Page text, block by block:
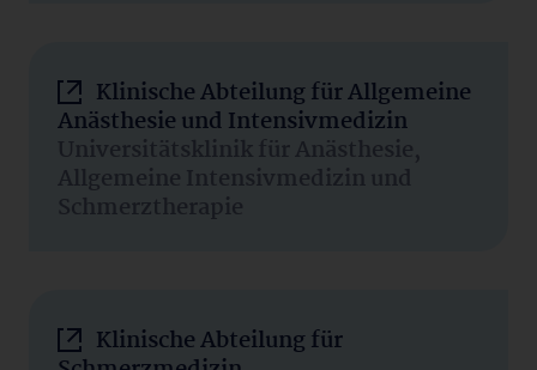
Klinische Abteilung für Allgemeine
Anästhesie und Intensivmedizin
Universitätsklinik für Anästhesie,
Allgemeine Intensivmedizin und
Schmerztherapie
Klinische Abteilung für